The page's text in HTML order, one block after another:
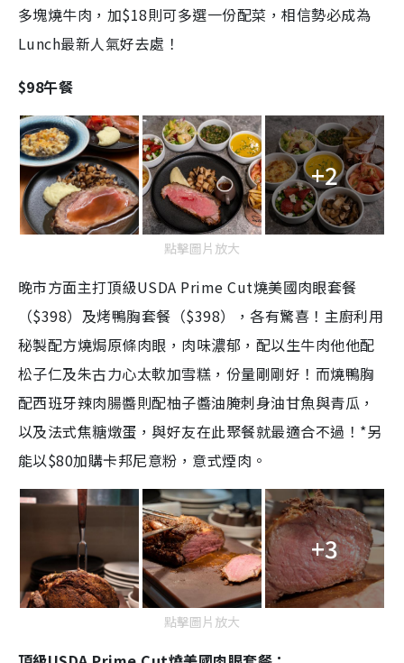
多塊燒牛肉，加$18則可多選一份配菜，相信勢必成為
Lunch最新人氣好去處！
$98午餐
+2
點擊圖片放大
晚市方面主打頂級USDA Prime Cut燒美國肉眼套餐
（$398）及烤鴨胸套餐（$398），各有驚喜！主廚利用
秘製配方燒焗原條肉眼，肉味濃郁，配以生牛肉他他配
松子仁及朱古力心太軟加雪糕，份量剛剛好！而燒鴨胸
配西班牙辣肉腸醬則配柚子醬油腌刺身油甘魚與青瓜，
以及法式焦糖燉蛋，與好友在此聚餐就最適合不過！*另
能以$80加購卡邦尼意粉，意式煙肉。
+3
點擊圖片放大